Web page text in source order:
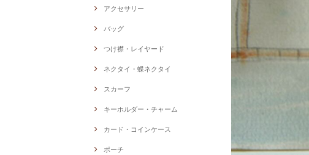
アクセサリー
バッグ
つけ襟・レイヤード
ネクタイ・蝶ネクタイ
スカーフ
キーホルダー・チャーム
カード・コインケース
ポーチ